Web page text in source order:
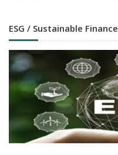
ESG / Sustainable Finance